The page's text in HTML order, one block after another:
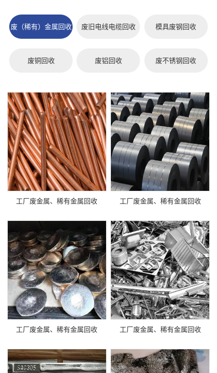
废（稀有）金属回收 废旧电线电缆回收 模具废钢回收
废铜回收 废铝回收 废不锈钢回收
工厂废金属、稀有金属回收 工厂废金属、稀有金属回收
工厂废金属、稀有金属回收 工厂废金属、稀有金属回收